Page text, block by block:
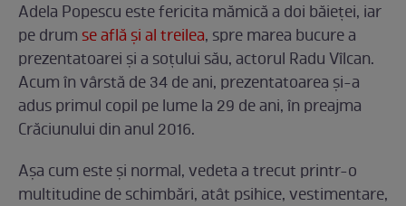
Adela Popescu este fericita mămică a doi băieței, iar
pe drum se află și al treilea, spre marea bucure a
prezentatoarei și a soțului său, actorul Radu Vîlcan.
Acum în vârstă de 34 de ani, prezentatoarea și-a
adus primul copil pe lume la 29 de ani, în preajma
Crăciunului din anul 2016.
Așa cum este și normal, vedeta a trecut printr-o
multitudine de schimbări, atât psihice, vestimentare,